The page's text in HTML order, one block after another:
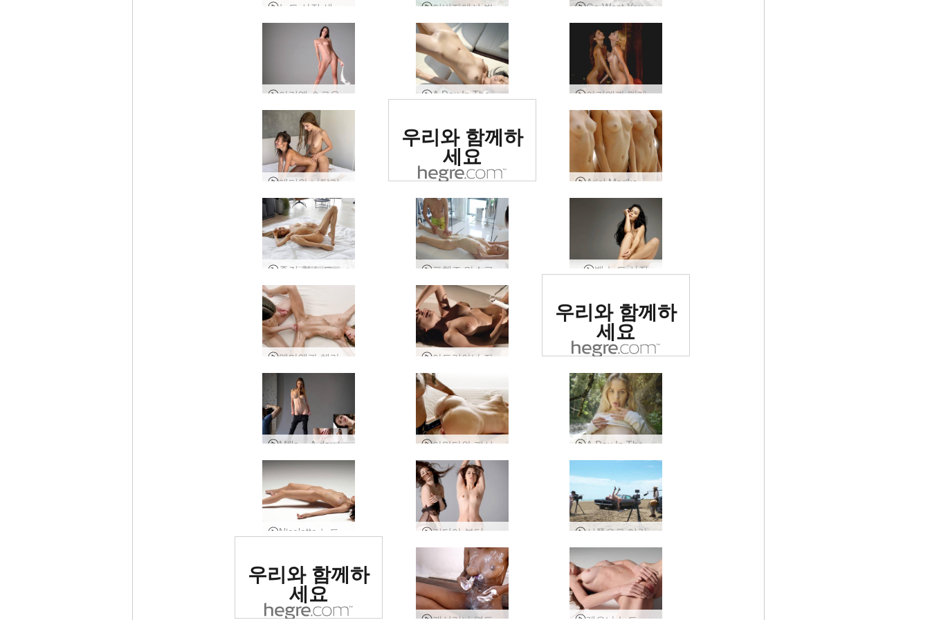
이비자에서 벌거 벗은 알리사 Go West Young Girl
A Day In The Life of Magen, 방콕, 태국 아리엘과 멜레나 마리아 하렘
에미와 나탈리아 휴가 중인 여자친구
사이트로 평가됨
우리와 함께하
세요
Ariel Marika Melena Mira 4 누드 비치 님프
졸리 첫 누드 사진 촬영 포핸즈 마스크 요니 마사지 벨 누드 사진
엠마엠과 헤라 걸 걸 파워 아드리아나 자기 사랑
사이트로 평가됨
우리와 함께하
세요
Milla – A day in the life of an erotic model 아만다와 캐서리나 레즈비언 스트랩 마사지 A Day In The Life Of Mila A, 카르파티아 산맥, 우크라이나
서쪽으로 어린 소녀 만들기
사이트로 평가됨
우리와 함께하
세요